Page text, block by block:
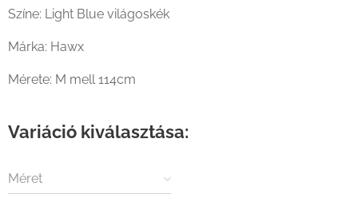
Színe: Light Blue világoskék
Márka: Hawx
Mérete: M mell 114cm
Variáció kiválasztása:
Méret